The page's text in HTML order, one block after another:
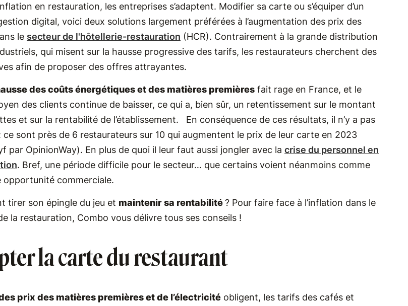
en restauration, les entreprises s’adaptent. Modifier sa carte ou s’équiper d’un
digital, voici deux solutions largement préférées à l’augmentation des prix des
le secteur de l'hôtellerie-restauration (HCR). Contrairement à la grande distribution
qui misent sur la hausse progressive des tarifs, les restaurateurs cherchent des
afin de proposer des offres attrayantes.
des coûts énergétiques et des matières premières fait rage en France, et le
des clients continue de baisser, ce qui a, bien sûr, un retentissement sur le montant
et sur la rentabilité de l’établissement. En conséquence de ces résultats, il n’y a pas
​​ce sont près de 6 restaurateurs sur 10 qui augmentent le prix de leur carte en 2023
par OpinionWay). En plus de quoi il leur faut aussi jongler avec la crise du personnel en
. Bref, une période difficile pour le secteur… que certains voient néanmoins comme
opportunité commerciale.
tirer son épingle du jeu et maintenir sa rentabilité? Pour faire face à l’inflation dans le
la restauration, Combo vous délivre tous ses conseils !
la carte du restaurant
prix des matières premières et de l’électricité obligent, les tarifs des cafés et